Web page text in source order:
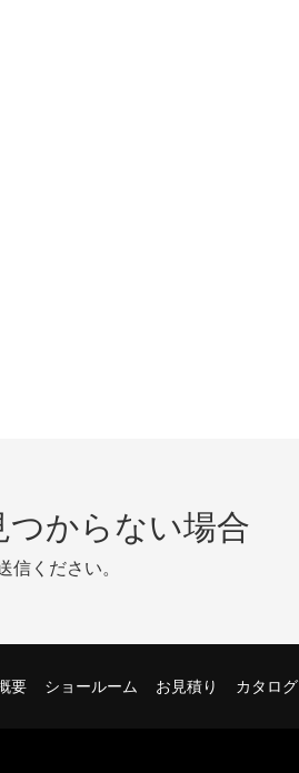
からない場合
信ください。
要 ショールーム お見積り カタログ